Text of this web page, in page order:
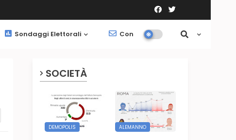
Sondaggi Elettorali Contatti Società
SOCIETÀ
DEMOPOLIS ALEMANNO